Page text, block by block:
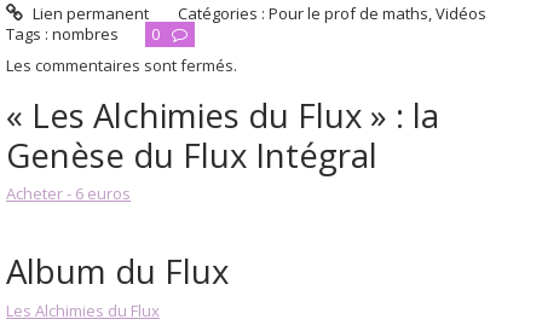
Lien permanent Catégories :Pour le prof de maths,Vidéos
Tags : nombres
0
Les commentaires sont fermés.
« Les Alchimies du Flux » : la
Genèse du Flux Intégral
Acheter - 6 euros
Album du Flux
Les Alchimies du Flux